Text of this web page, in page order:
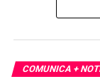
COMUNICA +